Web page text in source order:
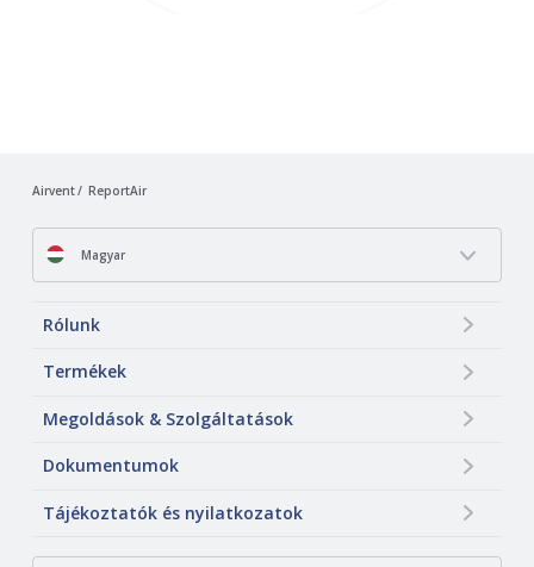
Airvent ReportAir
Magyar
Rólunk
Termékek
Megoldások & Szolgáltatások
Dokumentumok
Tájékoztatók és nyilatkozatok